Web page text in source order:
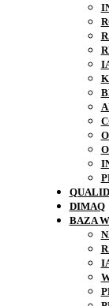
QUALID
DIMAQ
BAZA